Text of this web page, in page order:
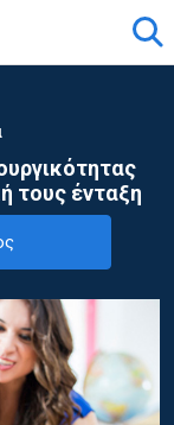
τους ένταξη